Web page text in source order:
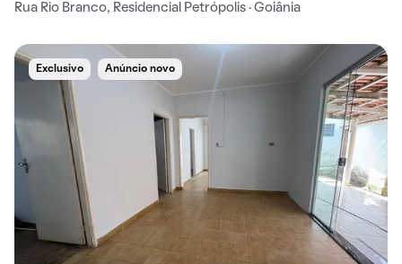
Rua Rio Branco, Residencial Petrópolis · Goiânia
Exclusivo Anúncio novo